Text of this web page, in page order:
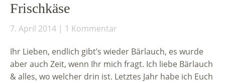
Frischkäse
7. April 2014 1 Kommentar
Ihr Lieben, endlich gibt’s wieder Bärlauch, es wurde
aber auch Zeit, wenn Ihr mich fragt. Ich liebe Bärlauch
& alles, wo welcher drin ist. Letztes Jahr habe ich Euch